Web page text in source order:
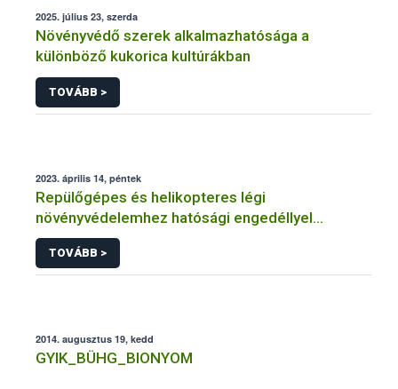
2025. július 23, szerda
Növényvédő szerek alkalmazhatósága a
különböző kukorica kultúrákban
TOVÁBB >
2023. április 14, péntek
Repülőgépes és helikopteres légi
növényvédelemhez hatósági engedéllyel
rendelkező szervezetek
TOVÁBB >
2014. augusztus 19, kedd
GYIK_BÜHG_BIONYOM